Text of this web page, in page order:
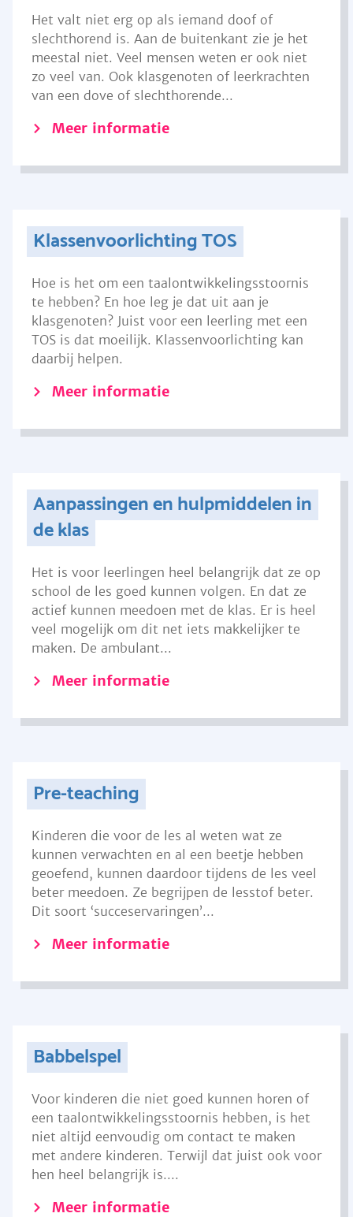
Het valt niet erg op als iemand doof of
slechthorend is. Aan de buitenkant zie je het
meestal niet. Veel mensen weten er ook niet
zo veel van. Ook klasgenoten of leerkrachten
van een dove of slechthorende...
Meer informatie
Klassenvoorlichting TOS
Hoe is het om een taalontwikkelingsstoornis
te hebben? En hoe leg je dat uit aan je
klasgenoten? Juist voor een leerling met een
TOS is dat moeilijk. Klassenvoorlichting kan
daarbij helpen.
Meer informatie
Aanpassingen en hulpmiddelen in
de klas
Het is voor leerlingen heel belangrijk dat ze op
school de les goed kunnen volgen. En dat ze
actief kunnen meedoen met de klas. Er is heel
veel mogelijk om dit net iets makkelijker te
maken. De ambulant...
Meer informatie
Pre-teaching
Kinderen die voor de les al weten wat ze
kunnen verwachten en al een beetje hebben
geoefend, kunnen daardoor tijdens de les veel
beter meedoen. Ze begrijpen de lesstof beter.
Dit soort ‘succeservaringen’...
Meer informatie
Babbelspel
Voor kinderen die niet goed kunnen horen of
een taalontwikkelingsstoornis hebben, is het
niet altijd eenvoudig om contact te maken
met andere kinderen. Terwijl dat juist ook voor
hen heel belangrijk is....
Meer informatie